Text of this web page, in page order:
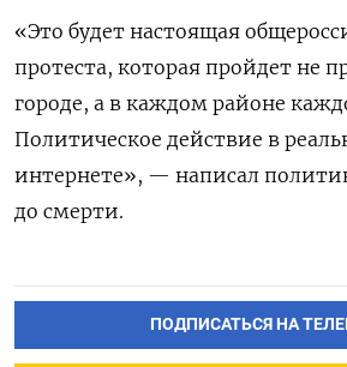
«Это будет настоящая
протеста, которая пройдет не
городе, а в каждом районе
Политическое действие в
интернете», — написал
до смерти.
ПОДПИСАТЬСЯ НА